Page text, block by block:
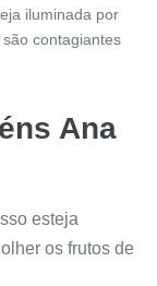
iluminada por
contagiantes
Ana
esteja
os frutos de